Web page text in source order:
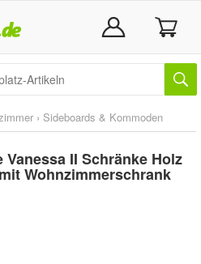
› Sideboards & Kommoden
II Schränke Holz
Wohnzimmerschrank